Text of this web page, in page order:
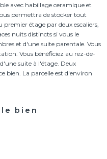
avec habillage ceramique et
permettra de stocker tout
premier étage par deux escaliers,
nuits distincts si vous le
et d'une suite parentale. Vous
Vous bénéficiez au rez-de-
suite à l'étage. Deux
bien. La parcelle est d'environ
bien